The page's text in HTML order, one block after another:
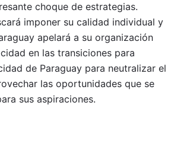
choque de estrategias.
imponer su calidad individual y
apelará a su organización
en las transiciones para
de Paraguay para neutralizar el
las oportunidades que se
sus aspiraciones.